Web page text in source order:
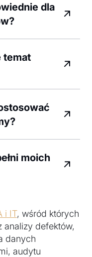
dla
temat
moich
i IT, wśród których
analizy defektów,
danych
audytu